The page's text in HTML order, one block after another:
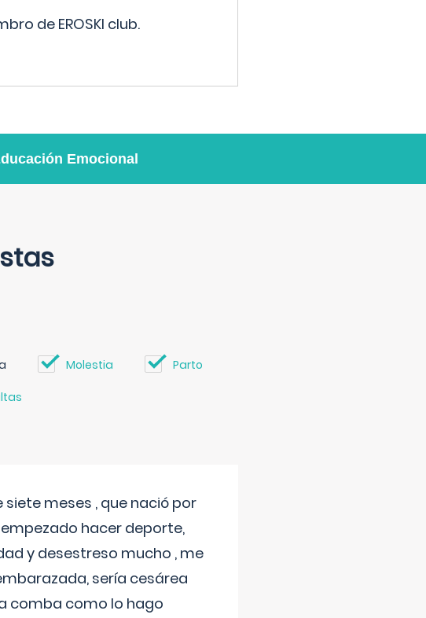
de EROSKI club.
Emocional
Molestia Parto
meses , que nació por
hacer deporte,
y desestreso mucho , me
sería cesárea
comba como lo hago